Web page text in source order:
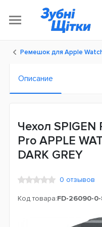
Ремешок для Apple
Описание
Чехол SPIGEN
Pro APPLE
DARK GREY
0 отзывов
Код товара:FD-26090-